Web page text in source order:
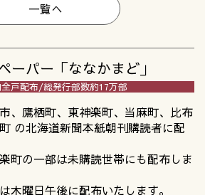
一覧へ
ーパー 「ななかまど」
戸配布/総発行部数約17万部
、鷹栖町、東神楽町、当麻町、比布
の北海道新聞本紙朝刊購読者に配
町の一部は未購読世帯にも配布しま
木曜日午後に配布いたします。